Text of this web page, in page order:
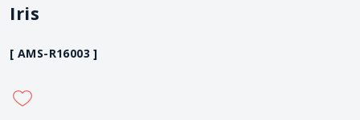
Iris
[ AMS-R16003 ]